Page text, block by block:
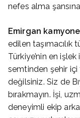
nefes alma
Emirgan
edilen taşımacılık
Türkiye’nin en
semtinden şehir içi
değilsiniz. Siz de
bırakmayın. İşi,
deneyimli ekip